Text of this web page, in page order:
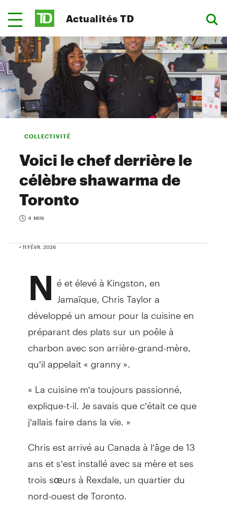
Actualités TD
COLLECTIVITÉ
Voici le chef derrière le
célèbre shawarma de
Toronto
4 MIN
• 11 FÉVR. 2026
N é et élevé à Kingston, en
Jamaïque, Chris Taylor a
développé un amour pour la cuisine en
préparant des plats sur un poêle à
charbon avec son arrière-grand-mère,
qu’il appelait « granny ».
« La cuisine m’a toujours passionné,
explique-t-il. Je savais que c’était ce que
j’allais faire dans la vie. »
Chris est arrivé au Canada à l’âge de 13
ans et s’est installé avec sa mère et ses
trois sœurs à Rexdale, un quartier du
nord-ouest de Toronto.